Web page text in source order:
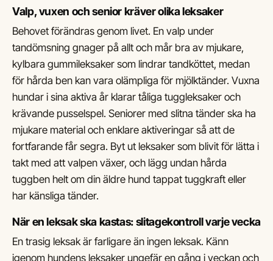
Valp, vuxen och senior kräver olika leksaker
Behovet förändras genom livet. En valp under
tandömsning gnager på allt och mår bra av mjukare,
kylbara gummileksaker som lindrar tandköttet, medan
för hårda ben kan vara olämpliga för mjölktänder. Vuxna
hundar i sina aktiva år klarar tåliga tuggleksaker och
krävande pusselspel. Seniorer med slitna tänder ska ha
mjukare material och enklare aktiveringar så att de
fortfarande får segra. Byt ut leksaker som blivit för lätta i
takt med att valpen växer, och lägg undan hårda
tuggben helt om din äldre hund tappat tuggkraft eller
har känsliga tänder.
När en leksak ska kastas: slitagekontroll varje vecka
En trasig leksak är farligare än ingen leksak. Känn
igenom hundens leksaker ungefär en gång i veckan och